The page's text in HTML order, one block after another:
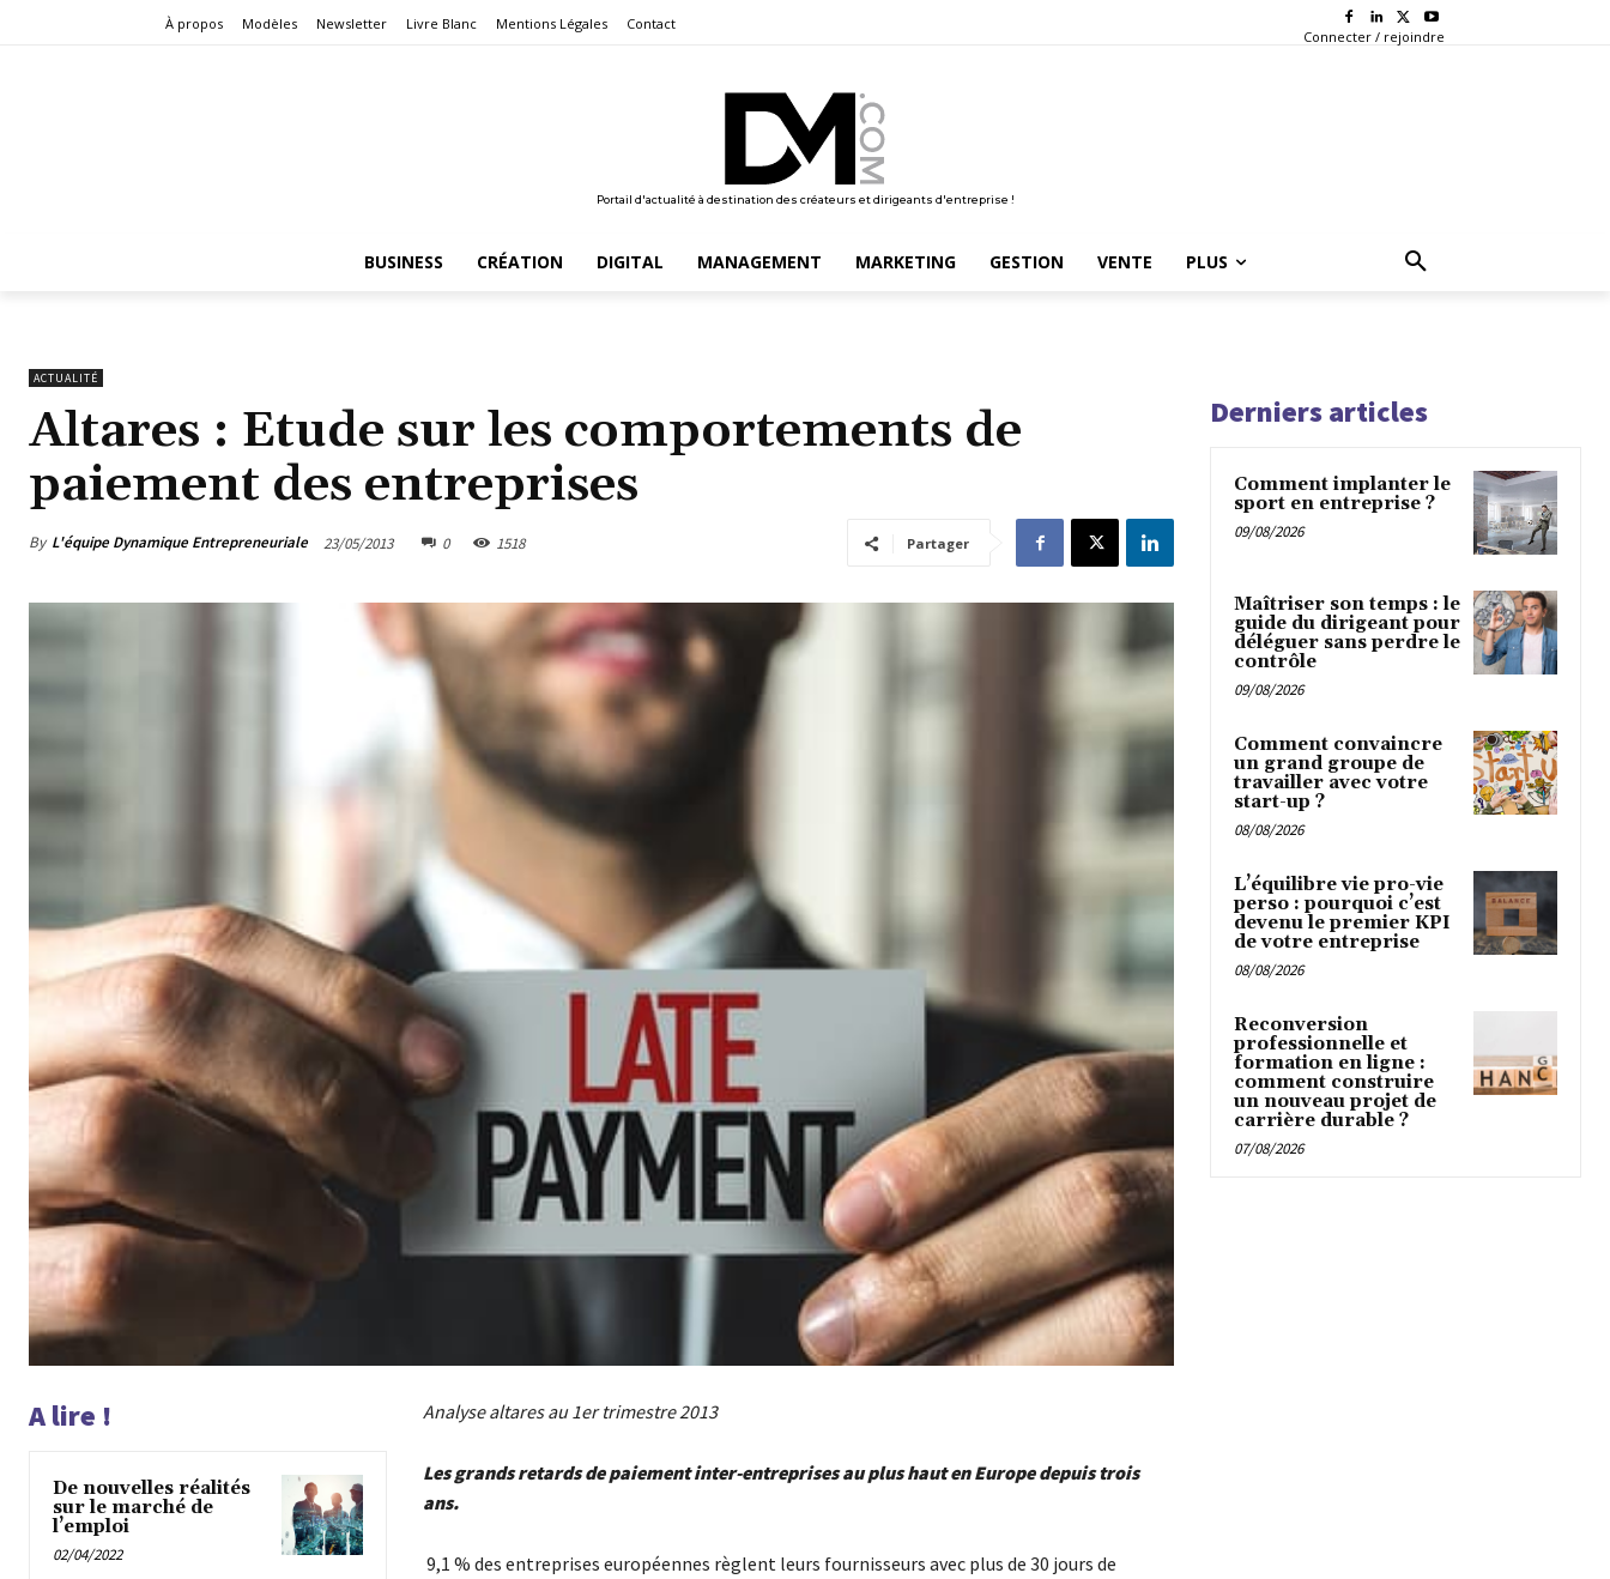
À propos Modèles Newsletter Livre Blanc Mentions Légales Contact
Connecter / rejoindre
Portail d'actualité à destination des créateurs et dirigeants d'entreprise !
BUSINESS CRÉATION DIGITAL MANAGEMENT MARKETING GESTION VENTE PLUS
ACTUALITÉ
Altares : Etude sur les comportements de
paiement des entreprises
By L'équipe Dynamique Entrepreneuriale 23/05/2013 0 1518 Partager
A lire !
De nouvelles réalités
sur le marché de
l’emploi
02/04/2022
Analyse altares au 1er trimestre 2013
Les grands retards de paiement inter-entreprises au plus haut en Europe depuis trois
ans.
9,1 % des entreprises européennes règlent leurs fournisseurs avec plus de 30 jours de
Derniers articles
Comment implanter le
sport en entreprise ?
09/08/2026
Maîtriser son temps : le
guide du dirigeant pour
déléguer sans perdre le
contrôle
09/08/2026
Comment convaincre
un grand groupe de
travailler avec votre
start-up ?
08/08/2026
L’équilibre vie pro-vie
perso : pourquoi c’est
devenu le premier KPI
de votre entreprise
08/08/2026
Reconversion
professionnelle et
formation en ligne :
comment construire
un nouveau projet de
carrière durable ?
07/08/2026